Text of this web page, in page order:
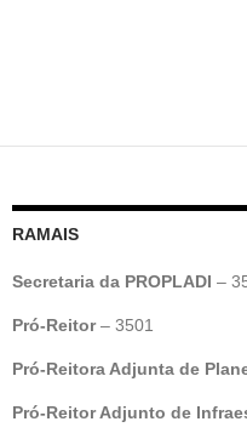
RAMAIS
Secretaria da PROPLADI –
Pró-Reitor– 3501
Pró-Reitora Adjunta de
Pró-Reitor Adjunto de